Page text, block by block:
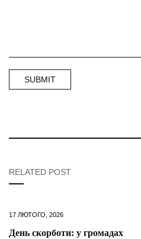
RELATED POST
17 ЛЮТОГО, 2026
День скорботи: у громадах